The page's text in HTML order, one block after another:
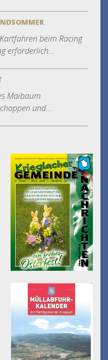
beim Racing
erforderlich...
Maibaum
und...